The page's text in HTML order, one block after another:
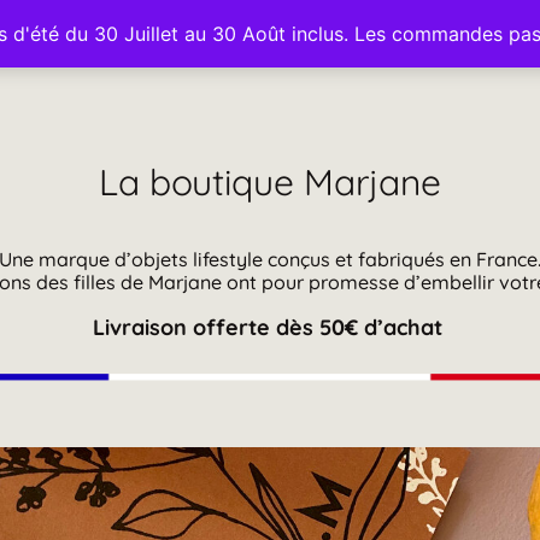
d'été du 30 Juillet au 30 Août inclus. Les commandes
La boutique Marjane
Une marque d’objets lifestyle conçus et fabriqués en France.
des filles de Marjane ont pour promesse d’embellir
Livraison offerte dès 50€ d’achat